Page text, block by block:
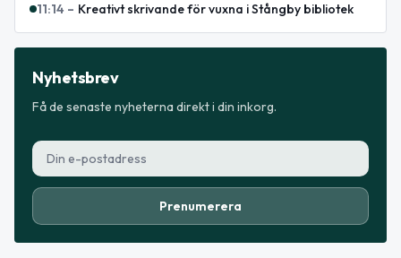
11:14 – Kreativt skrivande för vuxna i Stångby bibliotek
Nyhetsbrev
Få de senaste nyheterna direkt i din inkorg.
Prenumerera